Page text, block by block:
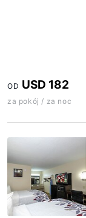
OD USD 182
za pokój / za noc